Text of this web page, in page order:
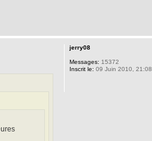
jerry08
Messages: 15372
Inscrit le: 09 Juin 2010, 21:08